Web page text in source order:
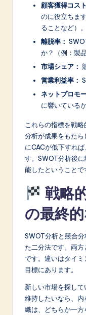
顧客獲得コス
のに役立ちま
ることなど）。
離脱率：
か？（例：製
市場シェア：
営業利益率：
ネットプロモ
に響いている
これらの指標を戦
分析が成果をもた
にCACが低下すれ
す。SWOT分析後
能したということで
戦略
の最終
SWOT分析と競合
た二分法です。両
です。違いはタイ
目標にあります。
新しい市場を探し
維持したいなら、
織は、どちらか一